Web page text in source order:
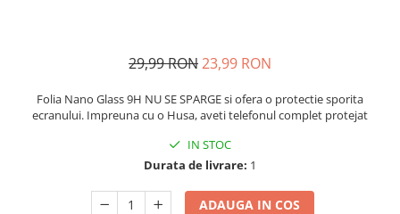
29,99 RON23,99 RON
Folia Nano Glass 9H NU SE SPARGE si ofera o protectie sporita
ecranului. Impreuna cu o Husa, aveti telefonul complet protejat
IN STOC
Durata de livrare: 1
ADAUGA IN COS